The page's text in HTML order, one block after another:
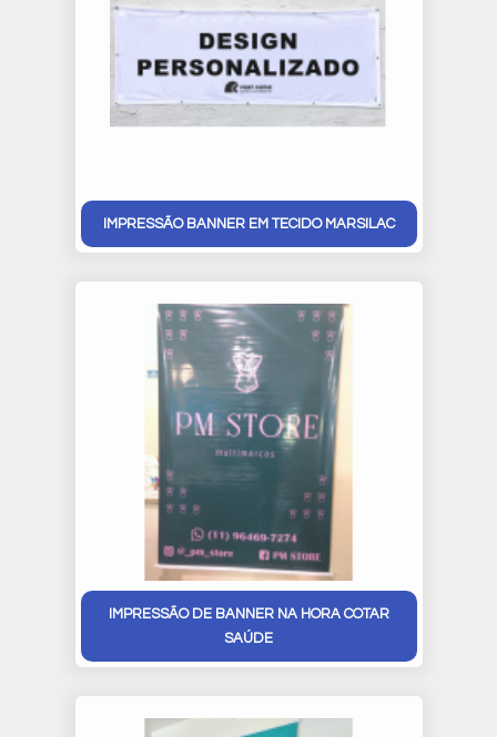
IMPRESSÃO BANNER EM TECIDO MARSILAC
IMPRESSÃO DE BANNER NA HORA COTAR
SAÚDE